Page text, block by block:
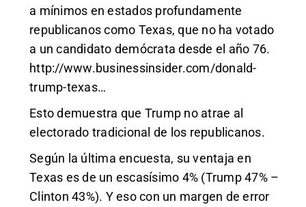
a mínimos en estados profundamente
republicanos como Texas, que no ha votado
a un candidato demócrata desde el año 76.
http://www.businessinsider.com/donald-
trump-texas…
Esto demuestra que Trump no atrae al
electorado tradicional de los republicanos.
Según la última encuesta, su ventaja en
Texas es de un escasísimo 4% (Trump 47% –
Clinton 43%). Y eso con un margen de error